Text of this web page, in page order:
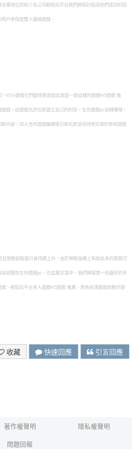
導地位的前三名公司輕鬆玩平台我們將探討促成他們成功的因
戶參與度雙人連線遊戲。
h5小遊戲它們變得更是如此就是一款這樣的遊戲H5遊戲 推
戲。該遊戲允許玩家建立自己的村莊，生存遊戲pc訓練軍隊，
內容，四人合作遊戲繼續吸引新玩家並保持老玩家的參與度輕
受歡迎程度只會持續上升。由於移動設備上有如此多的遊戲可
挑戰性生存遊戲pc。在這篇文章中，我們將探索一些最好的手
、輕鬆玩平台多人遊戲H5遊戲 推薦、角色扮演遊戲和動作遊
收藏 快速回應 引言回應
著作權聲明
隱私權聲明
問題回報